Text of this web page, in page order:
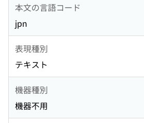
本文の言語コード
jpn
表現種別
テキスト
機器種別
機器不用